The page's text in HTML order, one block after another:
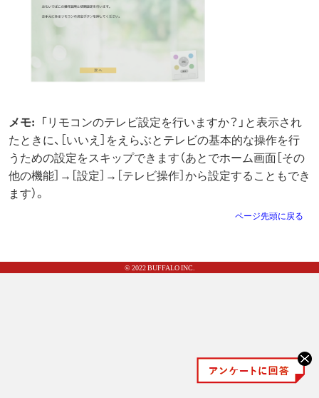
メモ: 「リモコンのテレビ設定を行いますか？」と表示され
たときに、［いいえ］をえらぶとテレビの基本的な操作を行
うための設定をスキップできます（あとでホーム画面［その
他の機能］→［設定］→［テレビ操作］から設定することもでき
ます）。
ページ先頭に戻る
© 2022 BUFFALO INC.